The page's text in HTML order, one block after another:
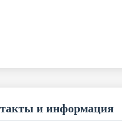
и информация